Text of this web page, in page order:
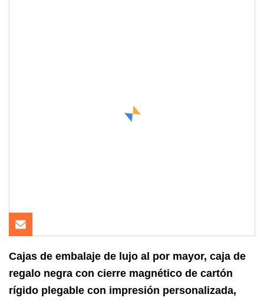
Cajas de embalaje de lujo al por mayor, caja de
regalo negra con cierre magnético de cartón
rígido plegable con impresión personalizada,